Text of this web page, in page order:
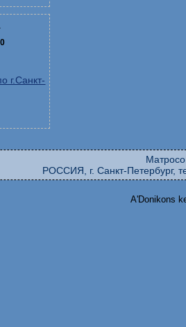
0
РОССИЯ, г. Санкт-Петербург,
A'Donikons